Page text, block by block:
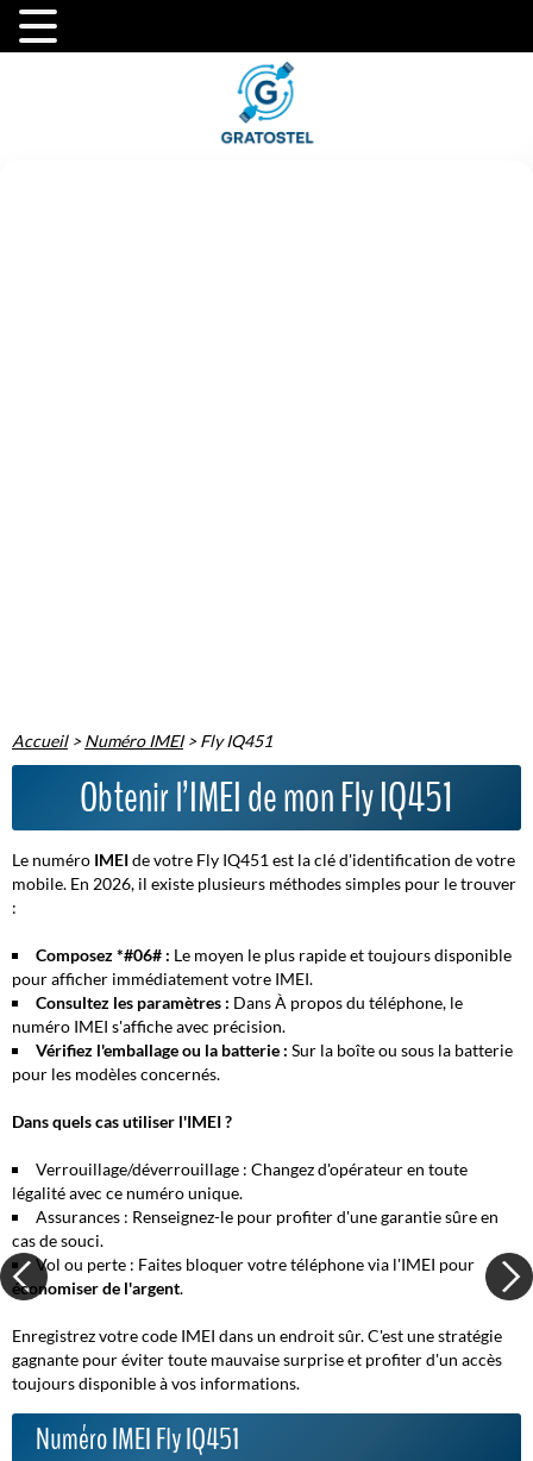
Accueil>Numéro IMEI>Fly IQ451
Obtenir l’IMEI de mon Fly IQ451
Le numéro IMEIde votre Fly IQ451 est la clé d'identification de votre
mobile. En 2026, il existe plusieurs méthodes simples pour le trouver
:
Composez *#06# : Le moyen le plus rapide et toujours disponible
pour afficher immédiatement votre IMEI.
Consultez les paramètres : DansÀ propos du téléphone, le
numéro IMEI s'affiche avec précision.
Vérifiez l'emballage ou la batterie : Sur la boîte ou sous la batterie
pour les modèles concernés.
Dans quels cas utiliser l'IMEI ?
Verrouillage/déverrouillage : Changez d'opérateur en toute
légalité avec ce numéro unique.
Assurances : Renseignez-le pour profiter d'une garantie sûreen
cas de souci.
Vol ou perte : Faites bloquer votre téléphone via l'IMEI pour
économiser de l'argent.
Enregistrez votre code IMEI dans un endroit sûr. C'estune stratégie
gagnante pour éviter toute mauvaise surprise et profiter d'un accès
toujours disponible à vos informations.
Numéro IMEI Fly IQ451